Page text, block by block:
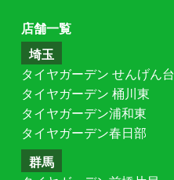
店舗一覧
埼玉
タイヤガーデン せんげん台
タイヤガーデン 桶川東
タイヤガーデン浦和東
タイヤガーデン春日部
群馬